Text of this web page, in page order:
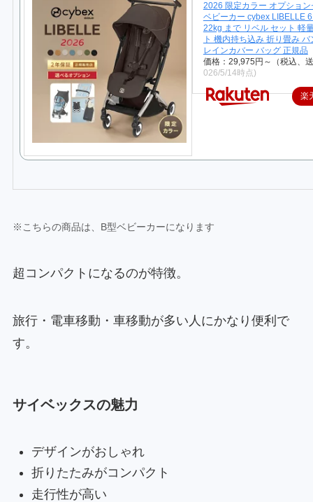
2026 限定カラー オプション
ベビーカー cybex LIBELLE
22kg まで リベル セット 軽
ト 機内持ち込み 折り畳み
レインカバー バッグ 正規品
価格：29,975円～（税込、
026/5/14時点)
楽
※こちらの商品は、B型ベビーカーになります
超コンパクトになるのが特徴。
旅行・電車移動・車移動が多い人にかなり便利で
す。
サイベックスの魅力
デザインがおしゃれ
折りたたみがコンパクト
走行性が高い